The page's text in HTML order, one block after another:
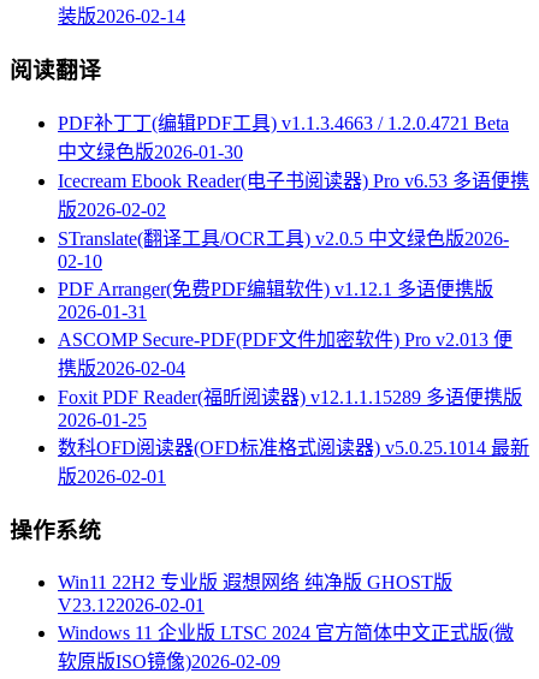
装版2026-02-14
阅读翻译
PDF补丁丁(编辑PDF工具) v1.1.3.4663 / 1.2.0.4721 Beta
中文绿色版2026-01-30
Icecream Ebook Reader(电子书阅读器) Pro v6.53 多语便携
版2026-02-02
STranslate(翻译工具/OCR工具) v2.0.5 中文绿色版2026-
02-10
PDF Arranger(免费PDF编辑软件) v1.12.1 多语便携版
2026-01-31
ASCOMP Secure-PDF(PDF文件加密软件) Pro v2.013 便
携版2026-02-04
Foxit PDF Reader(福昕阅读器) v12.1.1.15289 多语便携版
2026-01-25
数科OFD阅读器(OFD标准格式阅读器) v5.0.25.1014 最新
版2026-02-01
操作系统
Win11 22H2 专业版 遐想网络 纯净版 GHOST版
V23.122026-02-01
Windows 11 企业版 LTSC 2024 官方简体中文正式版(微
软原版ISO镜像)2026-02-09